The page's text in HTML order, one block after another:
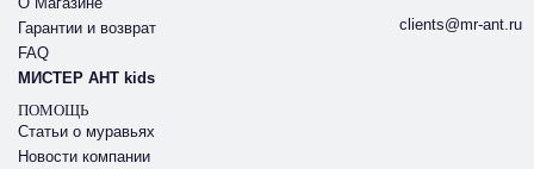
Гарантии и возврат
FAQ
МИСТЕР АНТ kids
ПОМОЩЬ
Статьи о муравьях
Новости компании
clients@mr-ant.ru